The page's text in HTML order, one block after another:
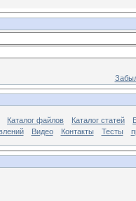
Каталог файлов Каталог статей
Видео Контакты Тесты